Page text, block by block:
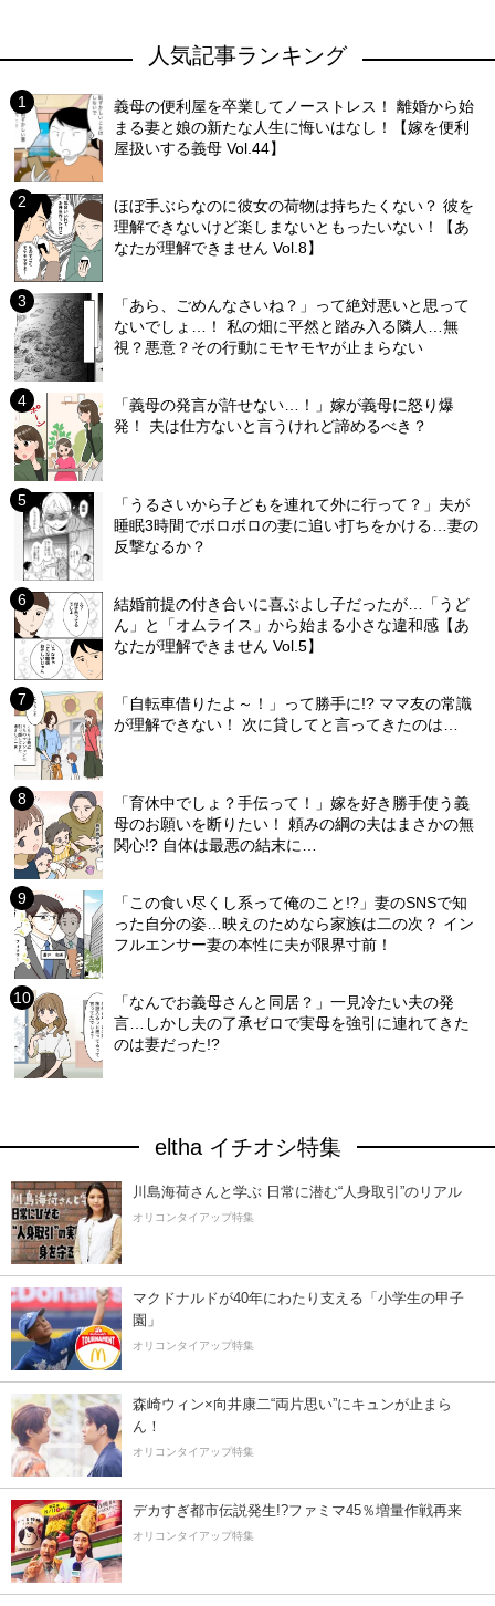
人気記事ランキング
義母の便利屋を卒業してノーストレス！ 離婚から始
まる妻と娘の新たな人生に悔いはなし！【嫁を便利
屋扱いする義母 Vol.44】
ほぼ手ぶらなのに彼女の荷物は持ちたくない？ 彼を
理解できないけど楽しまないともったいない！【あ
なたが理解できません Vol.8】
「あら、ごめんなさいね？」って絶対悪いと思って
ないでしょ…！ 私の畑に平然と踏み入る隣人…無
視？悪意？その行動にモヤモヤが止まらない
「義母の発言が許せない…！」嫁が義母に怒り爆
発！ 夫は仕方ないと言うけれど諦めるべき？
「うるさいから子どもを連れて外に行って？」夫が
睡眠3時間でボロボロの妻に追い打ちをかける…妻の
反撃なるか？
結婚前提の付き合いに喜ぶよし子だったが…「うど
ん」と「オムライス」から始まる小さな違和感【あ
なたが理解できません Vol.5】
「自転車借りたよ～！」って勝手に!? ママ友の常識
が理解できない！ 次に貸してと言ってきたのは…
「育休中でしょ？手伝って！」嫁を好き勝手使う義
母のお願いを断りたい！ 頼みの綱の夫はまさかの無
関心!? 自体は最悪の結末に…
「この食い尽くし系って俺のこと!?」妻のSNSで知
った自分の姿…映えのためなら家族は二の次？ イン
フルエンサー妻の本性に夫が限界寸前！
「なんでお義母さんと同居？」一見冷たい夫の発
言…しかし夫の了承ゼロで実母を強引に連れてきた
のは妻だった!?
eltha イチオシ特集
川島海荷さんと学ぶ 日常に潜む“人身取引”のリアル
オリコンタイアップ特集
マクドナルドが40年にわたり支える「小学生の甲子
園」
オリコンタイアップ特集
森崎ウィン×向井康二“両片思い”にキュンが止まら
ん！
オリコンタイアップ特集
デカすぎ都市伝説発生!?ファミマ45％増量作戦再来
オリコンタイアップ特集